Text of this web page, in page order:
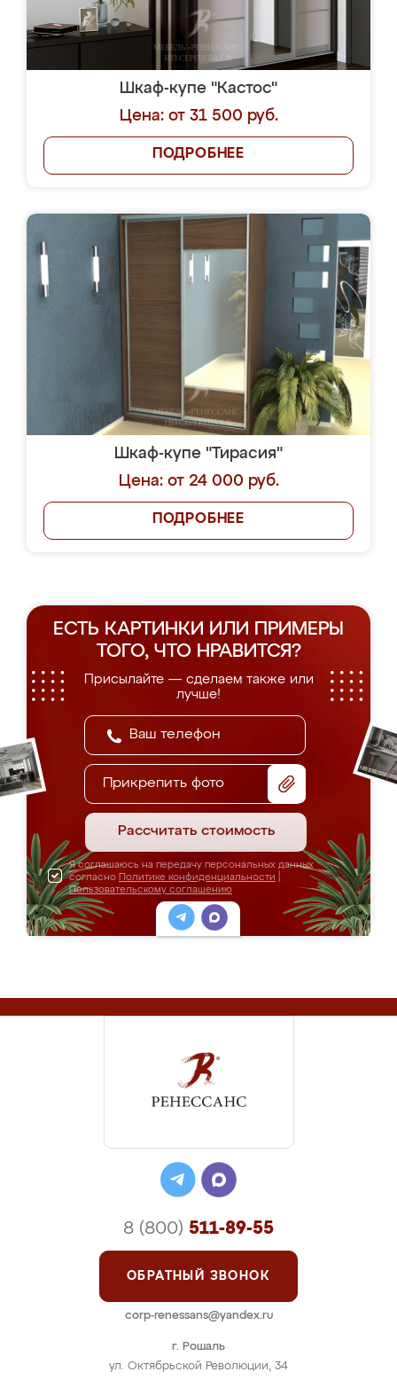
Шкаф-купе "Кастос"
Цена: от 31 500 руб.
ПОДРОБНЕЕ
Шкаф-купе "Тирасия"
Цена: от 24 000 руб.
ПОДРОБНЕЕ
ЕСТЬ КАРТИНКИ ИЛИ ПРИМЕРЫ
ТОГО, ЧТО НРАВИТСЯ?
Присылайте — сделаем также или
лучше!
Прикрепить фото
Рассчитать стоимость
Я соглашаюсь на передачу персональных данных
согласно Политике конфиденциальности
Пользовательскому соглашению
г. Рошаль
ул. Октябрьской Революции, 34
8 (800) 511-89-55
ОБРАТНЫЙ ЗВОНОК
corp-renessans@yandex.ru